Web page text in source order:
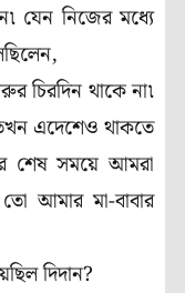
যেন নিজের মধ্যে
চিরদিন থাকে না৷
এদেশেও থাকতে
শেষ সময়ে আমরা
আমার মা-বাবার
দিদান?